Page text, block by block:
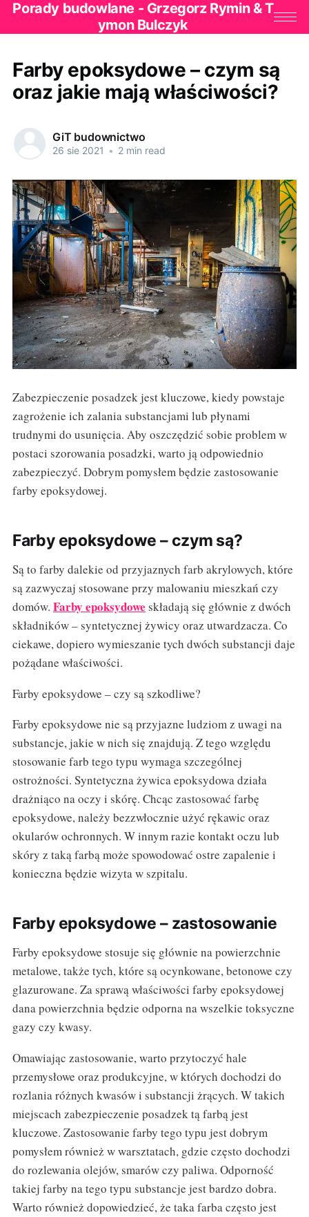
Porady budowlane - Grzegorz Rymin & T
ymon Bulczyk
Farby epoksydowe – czym są
oraz jakie mają właściwości?
GiT budownictwo
26 sie 2021 • 2 min read
Zabezpieczenie posadzek jest kluczowe, kiedy powstaje
zagrożenie ich zalania substancjami lub płynami
trudnymi do usunięcia. Aby oszczędzić sobie problem w
postaci szorowania posadzki, warto ją odpowiednio
zabezpieczyć. Dobrym pomysłem będzie zastosowanie
farby epoksydowej.
Farby epoksydowe – czym są?
Są to farby dalekie od przyjaznych farb akrylowych, które
są zazwyczaj stosowane przy malowaniu mieszkań czy
domów. Farby epoksydowe składają się głównie z dwóch
składników – syntetycznej żywicy oraz utwardzacza. Co
ciekawe, dopiero wymieszanie tych dwóch substancji daje
pożądane właściwości.
Farby epoksydowe – czy są szkodliwe?
Farby epoksydowe nie są przyjazne ludziom z uwagi na
substancje, jakie w nich się znajdują. Z tego względu
stosowanie farb tego typu wymaga szczególnej
ostrożności. Syntetyczna żywica epoksydowa działa
drażniąco na oczy i skórę. Chcąc zastosować farbę
epoksydowe, należy bezzwłocznie użyć rękawic oraz
okularów ochronnych. W innym razie kontakt oczu lub
skóry z taką farbą może spowodować ostre zapalenie i
konieczna będzie wizyta w szpitalu.
Farby epoksydowe – zastosowanie
Farby epoksydowe stosuje się głównie na powierzchnie
metalowe, także tych, które są ocynkowane, betonowe czy
glazurowane. Za sprawą właściwości farby epoksydowej
dana powierzchnia będzie odporna na wszelkie toksyczne
gazy czy kwasy.
Omawiając zastosowanie, warto przytoczyć hale
przemysłowe oraz produkcyjne, w których dochodzi do
rozlania różnych kwasów i substancji żrących. W takich
miejscach zabezpieczenie posadzek tą farbą jest
kluczowe. Zastosowanie farby tego typu jest dobrym
pomysłem również w warsztatach, gdzie często dochodzi
do rozlewania olejów, smarów czy paliwa. Odporność
takiej farby na tego typu substancje jest bardzo dobra.
Warto również dopowiedzieć, że taka farba często jest